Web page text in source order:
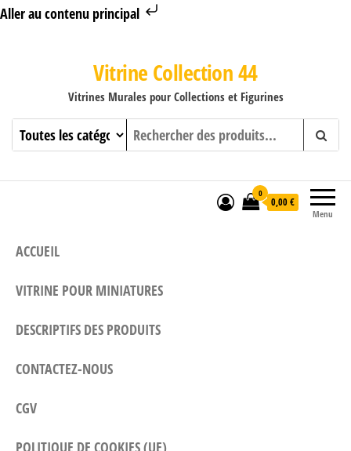
Aller au contenu principal
Vitrine Collection 44
Vitrines Murales pour Collections et Figurines
Menu
0
0,00 €
ACCUEIL
VITRINE POUR MINIATURES
DESCRIPTIFS DES PRODUITS
CONTACTEZ-NOUS
CGV
POLITIQUE DE COOKIES (UE)